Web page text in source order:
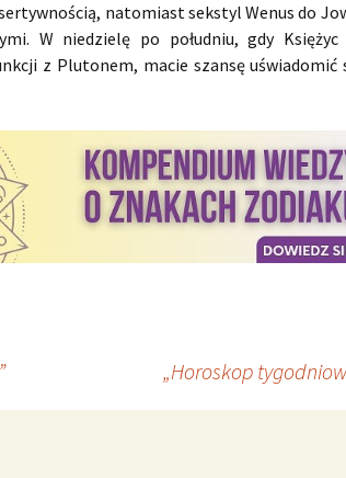
natomiast sekstyl Wenus do
W niedzielę po południu, gdy
z Plutonem, macie szansę uświadomić
„Horoskop